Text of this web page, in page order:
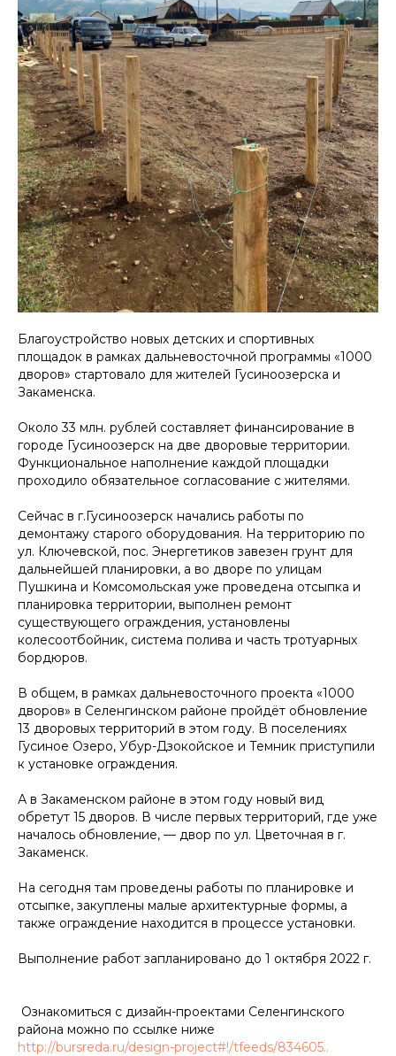
Благоустройство новых детских и спортивных
площадок в рамках дальневосточной программы «1000
дворов» стартовало для жителей Гусиноозерска и
Закаменска.
Около 33 млн. рублей составляет финансирование в
городе Гусиноозерск на две дворовые территории.
Функциональное наполнение каждой площадки
проходило обязательное согласование с жителями.
Сейчас в г.Гусиноозерск начались работы по
демонтажу старого оборудования. На территорию по
ул. Ключевской, пос. Энергетиков завезен грунт для
дальнейшей планировки, а во дворе по улицам
Пушкина и Комсомольская уже проведена отсыпка и
планировка территории, выполнен ремонт
существующего ограждения, установлены
колесоотбойник, система полива и часть тротуарных
бордюров.
В общем, в рамках дальневосточного проекта «1000
дворов» в Селенгинском районе пройдёт обновление
13 дворовых территорий в этом году. В поселениях
Гусиное Озеро, Убур-Дзокойское и Темник приступили
к установке ограждения.
А в Закаменском районе в этом году новый вид
обретут 15 дворов. В числе первых территорий, где уже
началось обновление, — двор по ул. Цветочная в г.
Закаменск.
На сегодня там проведены работы по планировке и
отсыпке, закуплены малые архитектурные формы, а
также ограждение находится в процессе установки.
Выполнение работ запланировано до 1 октября 2022 г.
Ознакомиться с дизайн-проектами Селенгинского
района можно по ссылке ниже
http://bursreda.ru/design-project#!/tfeeds/834605..